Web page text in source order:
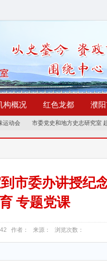
构概况 红色龙都 濮
动会 市委党史和地方史志研究室
市委办讲授纪
专题党课
作者： 来源： 浏览次数：